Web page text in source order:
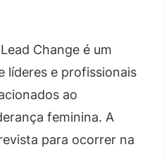
Change é um
líderes e profissionais
ao
feminina. A
para ocorrer na